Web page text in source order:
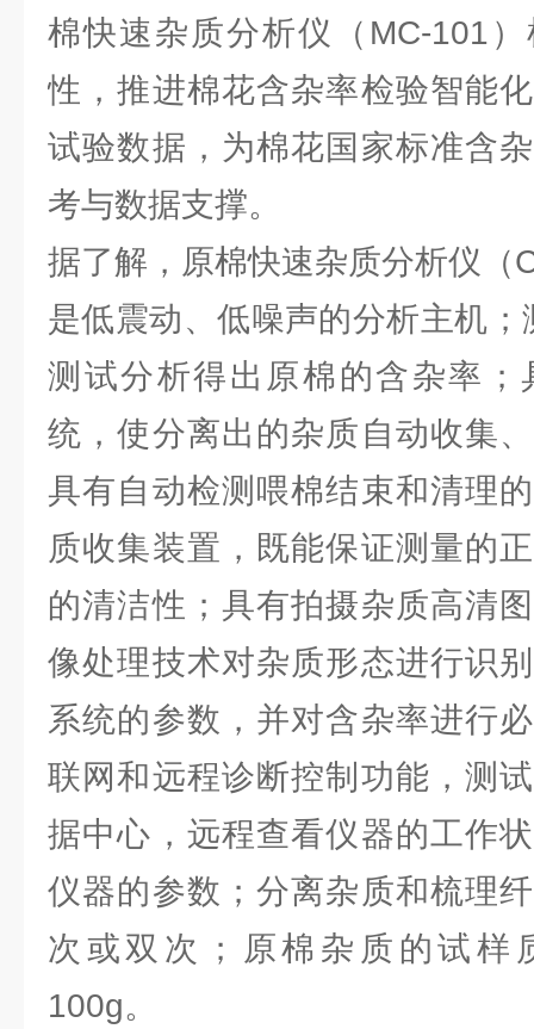
棉快速杂质分析仪（MC-101
性，推进棉花含杂率检验智能
试验数据，为棉花国家标准含
考与数据支撑。
据了解，原棉快速杂质分析仪（
是低震动、低噪声的分析主机
测试分析得出原棉的含杂率；
统，使分离出的杂质自动收集
具有自动检测喂棉结束和清理
质收集装置，既能保证测量的
的清洁性；具有拍摄杂质高清
像处理技术对杂质形态进行识
系统的参数，并对含杂率进行
联网和远程诊断控制功能，测
据中心，远程查看仪器的工作
仪器的参数；分离杂质和梳理
次或双次；原棉杂质的试样
100g。